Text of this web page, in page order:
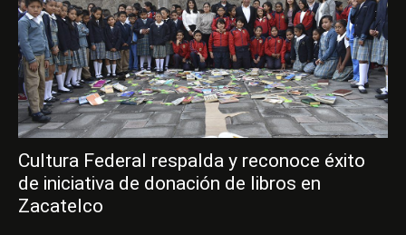
Cultura Federal respalda y reconoce éxito
de iniciativa de donación de libros en
Zacatelco